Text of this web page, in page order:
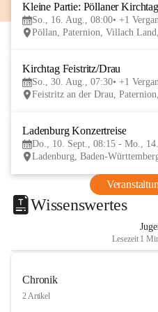
Kleine Partie: Pöllaner Kirchtag
So., 16. Aug., 08:00 +1
Pöllan, Paternion, Villach
Kirchtag Feistritz/Drau
So., 30. Aug., 07:30 +1
Feistritz an der Drau,
Ladenburg Konzertreise
Do., 10. Sept., 08:15 - Mo.,
Ladenburg, Baden-
Wissenswertes
Lesezeit 1
Chronik
2 Artikel